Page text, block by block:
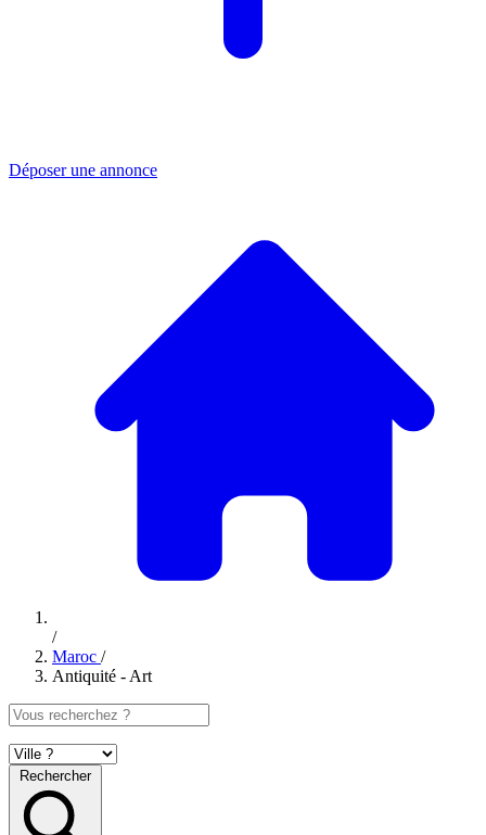
Déposer une annonce
/
Maroc /
Antiquité - Art
Rechercher